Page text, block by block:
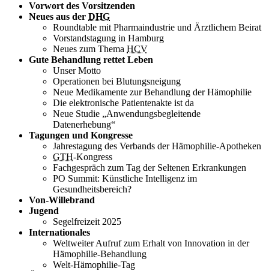
Vorwort des Vorsitzenden
Neues aus der DHG
Roundtable mit Pharmaindustrie und Ärztlichem Beirat
Vorstandstagung in Hamburg
Neues zum Thema HCV
Gute Behandlung rettet Leben
Unser Motto
Operationen bei Blutungsneigung
Neue Medikamente zur Behandlung der Hämophilie
Die elektronische Patientenakte ist da
Neue Studie „Anwendungsbegleitende
Datenerhebung“
Tagungen und Kongresse
Jahrestagung des Verbands der Hämophilie-Apotheken
GTH-Kongress
Fachgespräch zum Tag der Seltenen Erkrankungen
PO Summit: Künstliche Intelligenz im
Gesundheitsbereich?
Von-Willebrand
Jugend
Segelfreizeit 2025
Internationales
Weltweiter Aufruf zum Erhalt von Innovation in der
Hämophilie-Behandlung
Welt-Hämophilie-Tag